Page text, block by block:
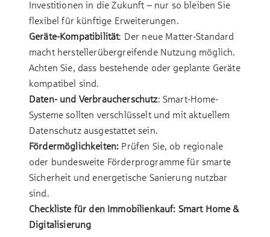
Investitionen in die Zukunft – nur so bleiben Sie
flexibel für künftige Erweiterungen.
Geräte-Kompatibilität: Der neue Matter-Standard
macht herstellerübergreifende Nutzung möglich.
Achten Sie, dass bestehende oder geplante Geräte
kompatibel sind.
Daten- und Verbraucherschutz: Smart-Home-
Systeme sollten verschlüsselt und mit aktuellem
Datenschutz ausgestattet sein.
Fördermöglichkeiten: Prüfen Sie, ob regionale
oder bundesweite Förderprogramme für smarte
Sicherheit und energetische Sanierung nutzbar
sind.
Checkliste für den Immobilienkauf: Smart Home &
Digitalisierung